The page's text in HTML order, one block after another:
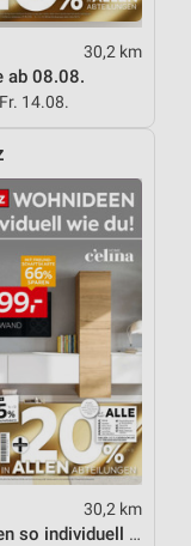
30,2 km
ab 08.08.
14.08.
30,2 km
Wohnideen so individuell wie du!
oder
von